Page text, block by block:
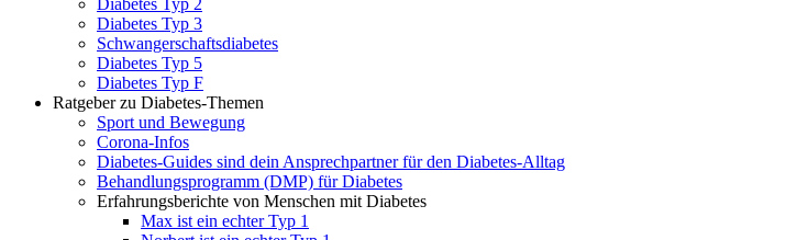
Diabetes Typ 2
Diabetes Typ 3
Schwangerschaftsdiabetes
Diabetes Typ 5
Diabetes Typ F
Ratgeber zu Diabetes-Themen
Sport und Bewegung
Corona-Infos
Diabetes-Guides sind dein Ansprechpartner für den Diabetes-Alltag
Behandlungsprogramm (DMP) für Diabetes
Erfahrungsberichte von Menschen mit Diabetes
Max ist ein echter Typ 1